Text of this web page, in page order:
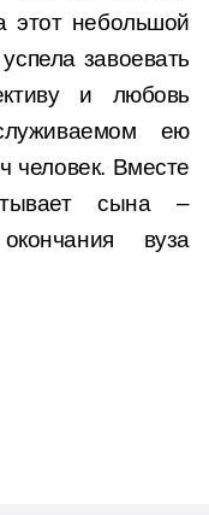
этот небольшой
завоевать
и любовь
ею
человек. Вместе
сына –
вуза